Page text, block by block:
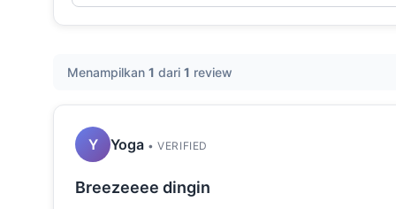
Menampilkan 1 dari 1 review
Y Yoga • VERIFIED
Breezeeee dingin